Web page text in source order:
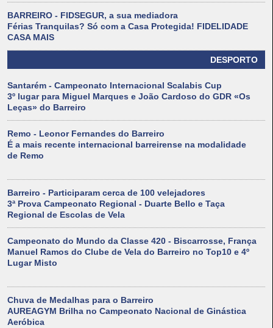
BARREIRO - FIDSEGUR, a sua mediadora
Férias Tranquilas? Só com a Casa Protegida! FIDELIDADE
CASA MAIS
DESPORTO
Santarém - Campeonato Internacional Scalabis Cup
3º lugar para Miguel Marques e João Cardoso do GDR «Os
Leças» do Barreiro
Remo - Leonor Fernandes do Barreiro
É a mais recente internacional barreirense na modalidade
de Remo
Barreiro - Participaram cerca de 100 velejadores
3ª Prova Campeonato Regional - Duarte Bello e Taça
Regional de Escolas de Vela
Campeonato do Mundo da Classe 420 - Biscarrosse, França
Manuel Ramos do Clube de Vela do Barreiro no Top10 e 4º
Lugar Misto
Chuva de Medalhas para o Barreiro
AUREAGYM Brilha no Campeonato Nacional de Ginástica
Aeróbica